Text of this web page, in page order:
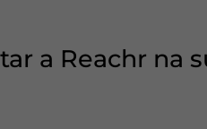
a Reachr na